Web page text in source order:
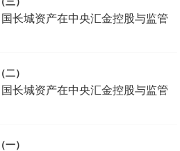
长城资产在中央汇金控股与监管
）
长城资产在中央汇金控股与监管
）